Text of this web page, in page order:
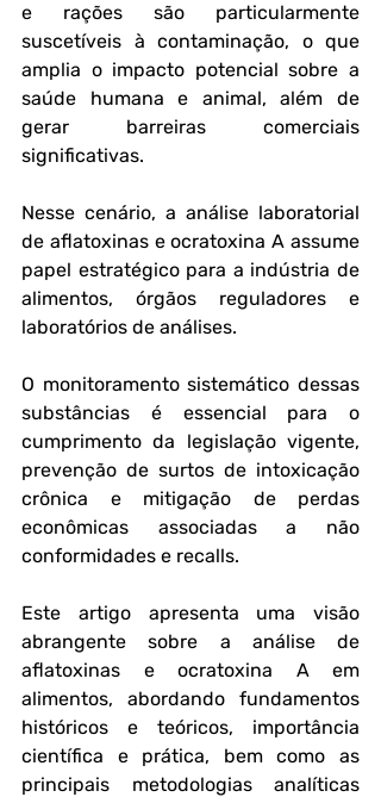
e rações são particularmente
suscetíveis à contaminação, o que
amplia o impacto potencial sobre a
saúde humana e animal, além de
gerar barreiras comerciais
significativas.
Nesse cenário, a análise laboratorial
de aflatoxinas e ocratoxina A assume
papel estratégico para a indústria de
alimentos, órgãos reguladores e
laboratórios de análises.
O monitoramento sistemático dessas
substâncias é essencial para o
cumprimento da legislação vigente,
prevenção de surtos de intoxicação
crônica e mitigação de perdas
econômicas associadas a não
conformidades e recalls.
Este artigo apresenta uma visão
abrangente sobre a análise de
aflatoxinas e ocratoxina A em
alimentos, abordando fundamentos
históricos e teóricos, importância
científica e prática, bem como as
principais metodologias analíticas